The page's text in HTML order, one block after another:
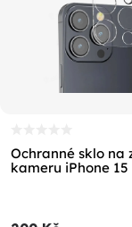
Ochranné sklo na
kameru iPhone